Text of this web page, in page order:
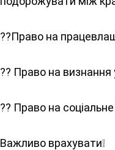
??Право на
?? Право на визнання
?? Право на
Важливо врахувати❕